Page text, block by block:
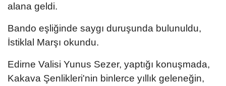
alana geldi.
Bando eşliğinde saygı duruşunda bulunuldu,
İstiklal Marşı okundu.
Edirne Valisi Yunus Sezer, yaptığı konuşmada,
Kakava Şenlikleri'nin binlerce yıllık geleneğin,